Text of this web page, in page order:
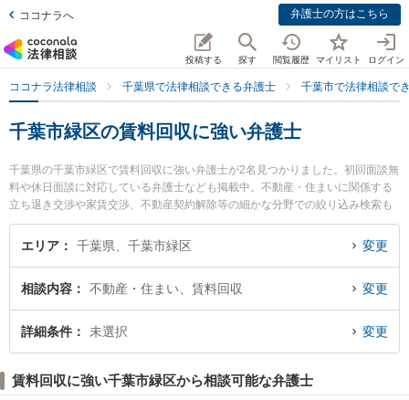
ココナラへ 弁護士の方はこちら
投稿する 探す 閲覧履歴 マイリスト ログイン
ココナラ法律相談 千葉県で法律相談できる弁護士 千葉市で法律相談で
千葉市緑区の賃料回収に強い弁護士
千葉県の千葉市緑区で賃料回収に強い弁護士が2名見つかりました。初回面談無
料や休日面談に対応している弁護士なども掲載中。不動産・住まいに関係する
立ち退き交渉や家賃交渉、不動産契約解除等の細かな分野での絞り込み検索も
でき便利です。特におゆみ野法律事務所の内山 傑史弁護士や弁護士吉田貴行法
律事務所の吉田 貴行弁護士のプロフィール情報や弁護士費用、強みなどが注目
護士を検索したい』『初回相談無料で賃料回収を法律相談できる千葉市緑区内
の弁護士に相談予約したい』などでお困りの相談者さんにおすすめです。
エリア 千葉県、千葉市緑区 変更
相談内容 不動産・住まい、賃料回収 変更
詳細条件 未選択 変更
賃料回収に強い千葉市緑区から相談可能な弁護士